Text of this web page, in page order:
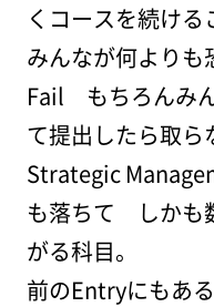
くコースを続ける
みんなが何よりも
Fail もちろんみ
て提出したら取ら
Strategic
も落ちて しかも
がる科目。
前のEntryにもあ